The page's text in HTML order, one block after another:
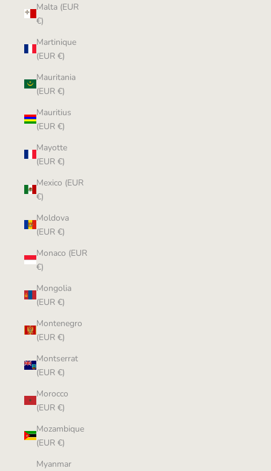
Malta (EUR
€)
Martinique
(EUR €)
Mauritania
(EUR €)
Mauritius
(EUR €)
Mayotte
(EUR €)
Mexico (EUR
€)
Moldova
(EUR €)
Monaco (EUR
€)
Mongolia
(EUR €)
Montenegro
(EUR €)
Montserrat
(EUR €)
Morocco
(EUR €)
Mozambique
(EUR €)
Myanmar